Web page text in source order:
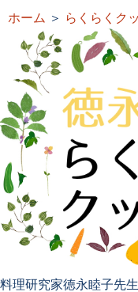
ホーム ＞ らくらくク
料理研究家徳永睦子先